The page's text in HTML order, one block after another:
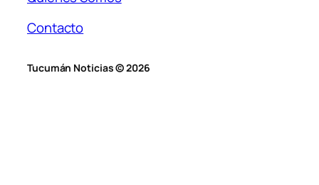
Contacto
Tucumán Noticias © 2026